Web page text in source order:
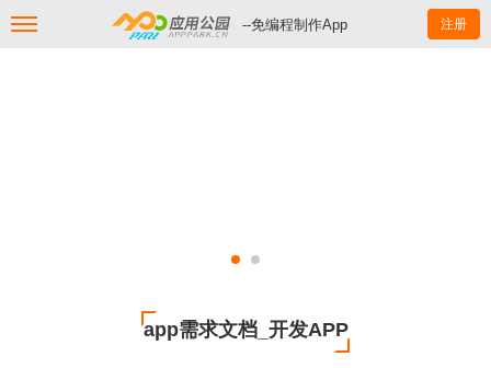
--免编程制作App 注册
app需求文档_开发APP